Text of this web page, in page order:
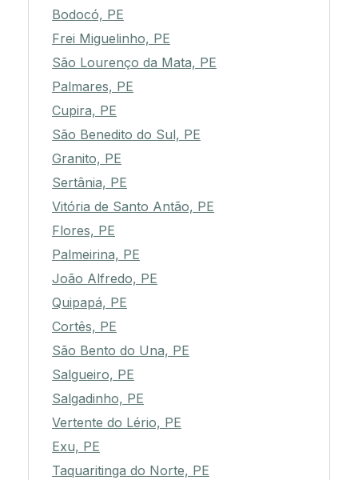
Bodocó, PE
Frei Miguelinho, PE
São Lourenço da Mata, PE
Palmares, PE
Cupira, PE
São Benedito do Sul, PE
Granito, PE
Sertânia, PE
Vitória de Santo Antão, PE
Flores, PE
Palmeirina, PE
João Alfredo, PE
Quipapá, PE
Cortês, PE
São Bento do Una, PE
Salgueiro, PE
Salgadinho, PE
Vertente do Lério, PE
Exu, PE
Taquaritinga do Norte, PE